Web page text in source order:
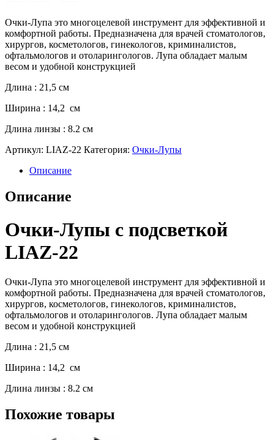
Очки-Лупа это многоцелевой инструмент для эффективной и
комфортной работы. Предназначена для врачей стоматологов,
хирургов, косметологов, гинекологов, криминалистов,
офтальмологов и отоларингологов. Лупа обладает малым
весом и удобной конструкцией
Длина : 21,5 см
Ширина : 14,2 см
Длина линзы : 8.2 см
Артикул: LIAZ-22 Категория: Очки-Лупы
Описание
Описание
Очки-Лупы c подсветкой
LIAZ-22
Очки-Лупа это многоцелевой инструмент для эффективной и
комфортной работы. Предназначена для врачей стоматологов,
хирургов, косметологов, гинекологов, криминалистов,
офтальмологов и отоларингологов. Лупа обладает малым
весом и удобной конструкцией
Длина : 21,5 см
Ширина : 14,2 см
Длина линзы : 8.2 см
Похожие товары